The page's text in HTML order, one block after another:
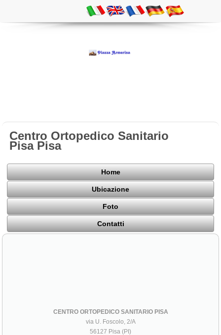
Centro Ortopedico Sanitario
Pisa Pisa
Home
Ubicazione
Foto
Contatti
CENTRO ORTOPEDICO SANITARIO PISA
via U. Foscolo, 2/A
56127 Pisa (PI)